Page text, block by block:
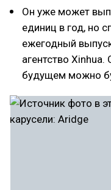
Он уже может
единиц в год, но
ежегодный
агентство
будущем можно